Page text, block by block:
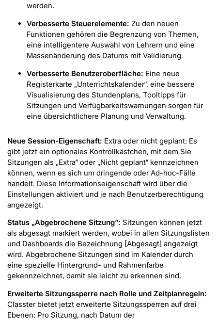
werden.
Verbesserte Steuerelemente: Zu den neuen
Funktionen gehören die Begrenzung von Themen,
eine intelligentere Auswahl von Lehrern und eine
Massenänderung des Datums mit Validierung.
Verbesserte Benutzeroberfläche: Eine neue
Registerkarte „Unterrichtskalender“, eine bessere
Visualisierung des Stundenplans, Tooltipps für
Sitzungen und Verfügbarkeitswarnungen sorgen für
eine übersichtlichere Planung und Verwaltung.
Neue Session-Eigenschaft: Extra oder nicht geplant: Es
gibt jetzt ein optionales Kontrollkästchen, mit dem Sie
Sitzungen als „Extra“ oder „Nicht geplant“ kennzeichnen
können, wenn es sich um dringende oder Ad-hoc-Fälle
handelt. Diese Informationseigenschaft wird über die
Einstellungen aktiviert und je nach Benutzerberechtigung
angezeigt.
Status „Abgebrochene Sitzung“: Sitzungen können jetzt
als abgesagt markiert werden, wobei in allen Sitzungslisten
und Dashboards die Bezeichnung [Abgesagt] angezeigt
wird. Abgebrochene Sitzungen sind im Kalender durch
eine spezielle Hintergrund- und Rahmenfarbe
gekennzeichnet, damit sie leicht zu erkennen sind.
Erweiterte Sitzungssperre nach Rolle und Zeitplanregeln:
Classter bietet jetzt erweiterte Sitzungssperren auf drei
Ebenen: Pro Sitzung, nach Datum der